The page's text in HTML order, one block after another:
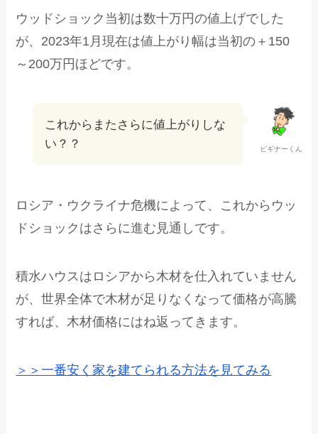
ウッドショック当初は数十万円の値上げでした
が、2023年1月現在は値上がり幅は当初の＋150
～200万円ほどです。
ビギナーくん
これからまたさらに値上がりしな
い？？
ロシア・ウクライナ危機によって、これからウッ
ドショックはさらに進む見通しです。
積水ハウスはロシアから木材を仕入れていません
が、世界全体で木材が足りなくなって価格が高騰
すれば、木材価格にはね返ってきます。
＞＞一番安く家を建てられる方法を見てみる